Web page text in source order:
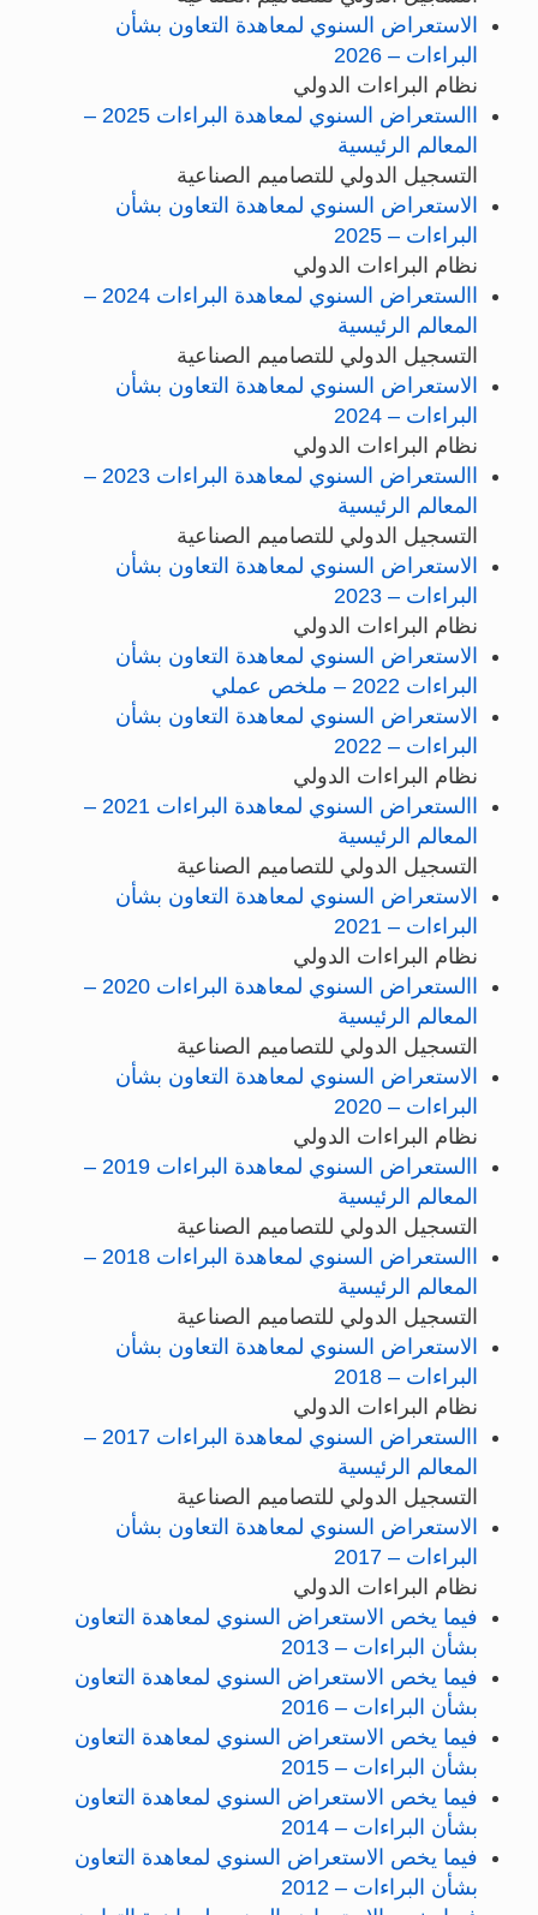
الاستعراض السنوي لمعاهدة التعاون بشأن
البراءات – 2026
نظام البراءات الدولي
االستعراض السنوي لمعاهدة البراءات 2025 –
المعالم الرئيسية
التسجيل الدولي للتصاميم الصناعية
الاستعراض السنوي لمعاهدة التعاون بشأن
البراءات – 2025
نظام البراءات الدولي
االستعراض السنوي لمعاهدة البراءات 2024 –
المعالم الرئيسية
التسجيل الدولي للتصاميم الصناعية
الاستعراض السنوي لمعاهدة التعاون بشأن
البراءات – 2024
نظام البراءات الدولي
االستعراض السنوي لمعاهدة البراءات 2023 –
المعالم الرئيسية
التسجيل الدولي للتصاميم الصناعية
الاستعراض السنوي لمعاهدة التعاون بشأن
البراءات – 2023
نظام البراءات الدولي
الاستعراض السنوي لمعاهدة التعاون بشأن
البراءات 2022 – ملخص عملي
الاستعراض السنوي لمعاهدة التعاون بشأن
البراءات – 2022
نظام البراءات الدولي
االستعراض السنوي لمعاهدة البراءات 2021 –
المعالم الرئيسية
التسجيل الدولي للتصاميم الصناعية
الاستعراض السنوي لمعاهدة التعاون بشأن
البراءات – 2021
نظام البراءات الدولي
االستعراض السنوي لمعاهدة البراءات 2020 –
المعالم الرئيسية
التسجيل الدولي للتصاميم الصناعية
الاستعراض السنوي لمعاهدة التعاون بشأن
البراءات – 2020
نظام البراءات الدولي
االستعراض السنوي لمعاهدة البراءات 2019 –
المعالم الرئيسية
التسجيل الدولي للتصاميم الصناعية
االستعراض السنوي لمعاهدة البراءات 2018 –
المعالم الرئيسية
التسجيل الدولي للتصاميم الصناعية
الاستعراض السنوي لمعاهدة التعاون بشأن
البراءات – 2018
نظام البراءات الدولي
االستعراض السنوي لمعاهدة البراءات 2017 –
المعالم الرئيسية
التسجيل الدولي للتصاميم الصناعية
الاستعراض السنوي لمعاهدة التعاون بشأن
البراءات – 2017
نظام البراءات الدولي
فيما يخص الاستعراض السنوي لمعاهدة التعاون
بشأن البراءات – 2013
فيما يخص الاستعراض السنوي لمعاهدة التعاون
بشأن البراءات – 2016
فيما يخص الاستعراض السنوي لمعاهدة التعاون
بشأن البراءات – 2015
فيما يخص الاستعراض السنوي لمعاهدة التعاون
بشأن البراءات – 2014
فيما يخص الاستعراض السنوي لمعاهدة التعاون
بشأن البراءات – 2012